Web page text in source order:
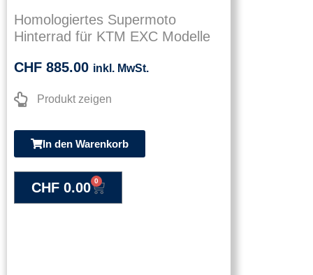
Homologiertes Supermoto
Hinterrad für KTM EXC Modelle
CHF 885.00 inkl. MwSt.
Produkt zeigen
In den Warenkorb
CHF 0.00 0